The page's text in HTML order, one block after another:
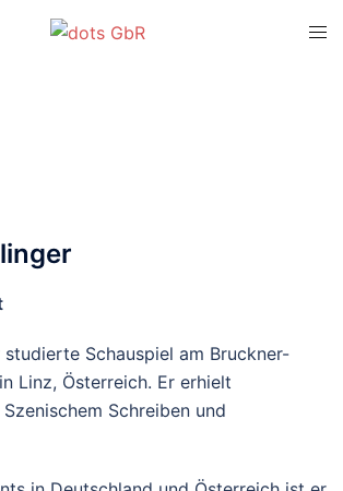
Schauspiel am Bruckner-
Linz, Österreich. Er erhielt
Schreiben und